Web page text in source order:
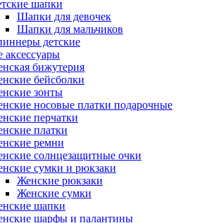
шапки
Шапки для девочек
Шапки для мальчиков
детские
аксессуары
бижутерия
бейсболки
зонты
носовые платки подарочные
перчатки
платки
ремни
солнцезащитные очки
сумки и рюкзаки
Женские рюкзаки
Женские сумки
шапки
шарфы и палантины